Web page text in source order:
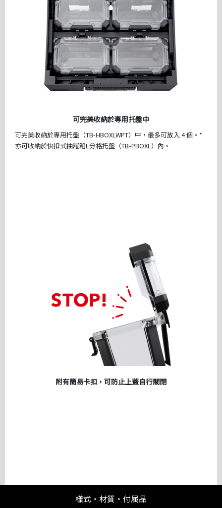
可完美收納於專用托盤中
可完美收納於專用托盤（TB-HBOXLWPT）中，最多可放入 4 個。*
亦可收納於快扣式抽屜箱L分格托盤（TB-PBOXL）內。
附有簡易卡扣，可防止上蓋自行關閉
樣式・材質・付属品